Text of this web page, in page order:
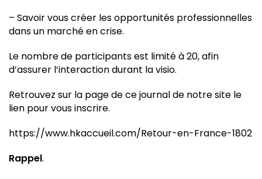
– Savoir vous créer les opportunités professionnelles
dans un marché en crise.
Le nombre de participants est limité à 20, afin
d’assurer l’interaction durant la visio.
Retrouvez sur la page de ce journal de notre site le
lien pour vous inscrire.
https://www.hkaccueil.com/Retour-en-France-1802
Rappel.